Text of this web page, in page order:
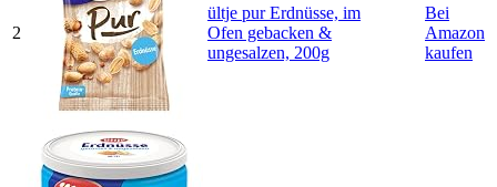
2
ültje pur Erdnüsse, im
Ofen gebacken &
ungesalzen, 200g
Bei
Amazon
kaufen